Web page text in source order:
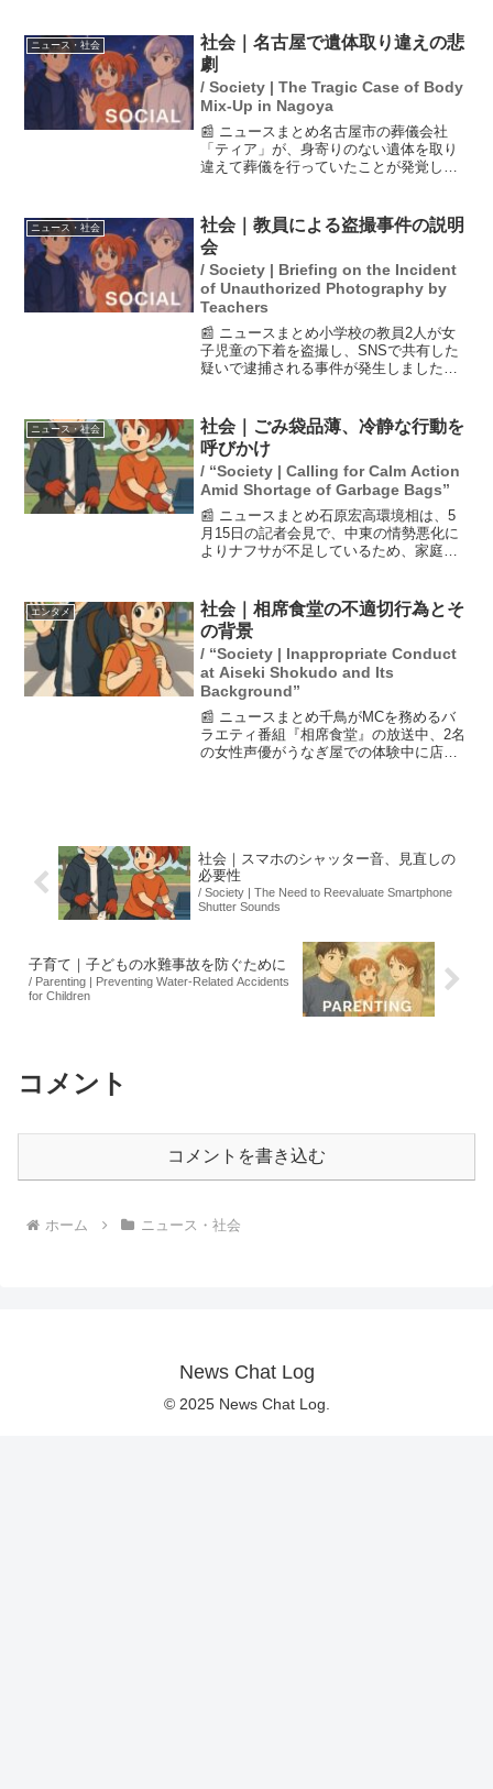
行禁止で両側立ち」を推奨しています
が、利用者の同調圧力や思...
ニュース・社会
社会｜名古屋で遺体取り違えの悲
劇
/ Society | The Tragic Case of Body
Mix-Up in Nagoya
📰 ニュースまとめ名古屋市の葬儀会社
「ティア」が、身寄りのない遺体を取り
違えて葬儀を行っていたことが発覚しま
体が火葬されていたことが明らかになり
ました。このような事故は...
ニュース・社会
社会｜教員による盗撮事件の説明
会
/ Society | Briefing on the Incident
of Unauthorized Photography by
Teachers
📰 ニュースまとめ小学校の教員2人が女
子児童の下着を盗撮し、SNSで共有した
疑いで逮捕される事件が発生しました。
す姿が見られました。市長は全ての市立
小・中学校を調査する...
ニュース・社会
社会｜ごみ袋品薄、冷静な行動を
呼びかけ
/ “Society | Calling for Calm Action
Amid Shortage of Garbage Bags”
📰 ニュースまとめ石原宏高環境相は、5
月15日の記者会見で、中東の情勢悪化に
よりナフサが不足しているため、家庭用
なる事態が発生しており、環境相は「必
要なごみ袋の量は確保...
エンタメ
社会｜相席食堂の不適切行為とそ
の背景
/ “Society | Inappropriate Conduct
at Aiseki Shokudo and Its
Background”
📰 ニュースまとめ千鳥がMCを務めるバ
ラエティ番組『相席食堂』の放送中、2名
の女性声優がうなぎ屋での体験中に店主
社会｜スマホのシャッター音、見直しの
必要性
/ Society | The Need to Reevaluate Smartphone
Shutter Sounds
子育て｜子どもの水難事故を防ぐために
/ Parenting | Preventing Water-Related Accidents
for Children
コメント
コメントを書き込む
ホーム ニュース・社会
News Chat Log
© 2025 News Chat Log.